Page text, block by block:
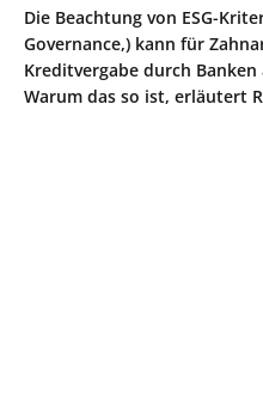
Die Beachtung von ESG-
Governance,) kann für
Kreditvergabe durch
Warum das so ist, erläutert